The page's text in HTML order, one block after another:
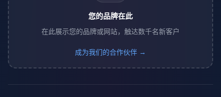
您的品牌在此
在此展示您的品牌或网站，触达数千名新客户
成为我们的合作伙伴 →